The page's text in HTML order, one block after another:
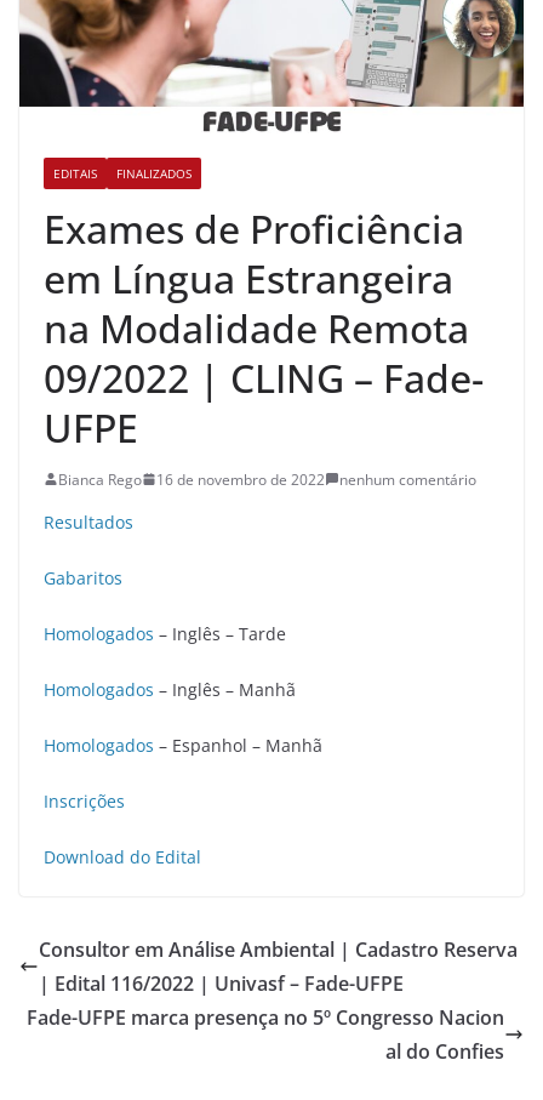
EDITAIS FINALIZADOS
Exames de Proficiência
em Língua Estrangeira
na Modalidade Remota
09/2022 | CLING – Fade-
UFPE
Bianca Rego 16 de novembro de 2022 nenhum comentário
Resultados
Gabaritos
Homologados – Inglês – Tarde
Homologados – Inglês – Manhã
Homologados – Espanhol – Manhã
Inscrições
Download do Edital
Consultor em Análise Ambiental | Cadastro Reserva
| Edital 116/2022 | Univasf – Fade-UFPE
Fade-UFPE marca presença no 5º Congresso Nacion
al do Confies